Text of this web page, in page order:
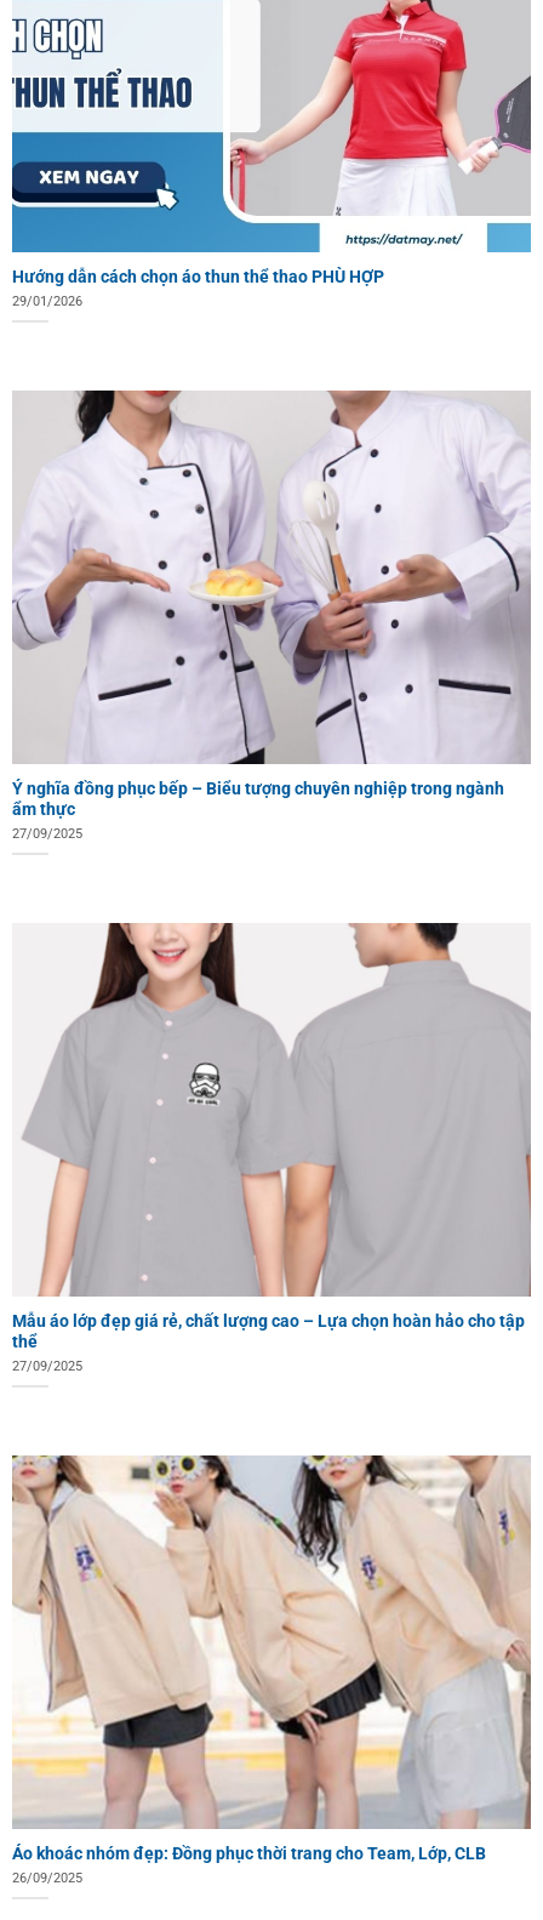
Hướng dẫn cách chọn áo thun thể thao PHÙ HỢP
29/01/2026
Ý nghĩa đồng phục bếp – Biểu tượng chuyên nghiệp trong ngành
ẩm thực
27/09/2025
Mẫu áo lớp đẹp giá rẻ, chất lượng cao – Lựa chọn hoàn hảo cho tập
thể
27/09/2025
Áo khoác nhóm đẹp: Đồng phục thời trang cho Team, Lớp, CLB
26/09/2025